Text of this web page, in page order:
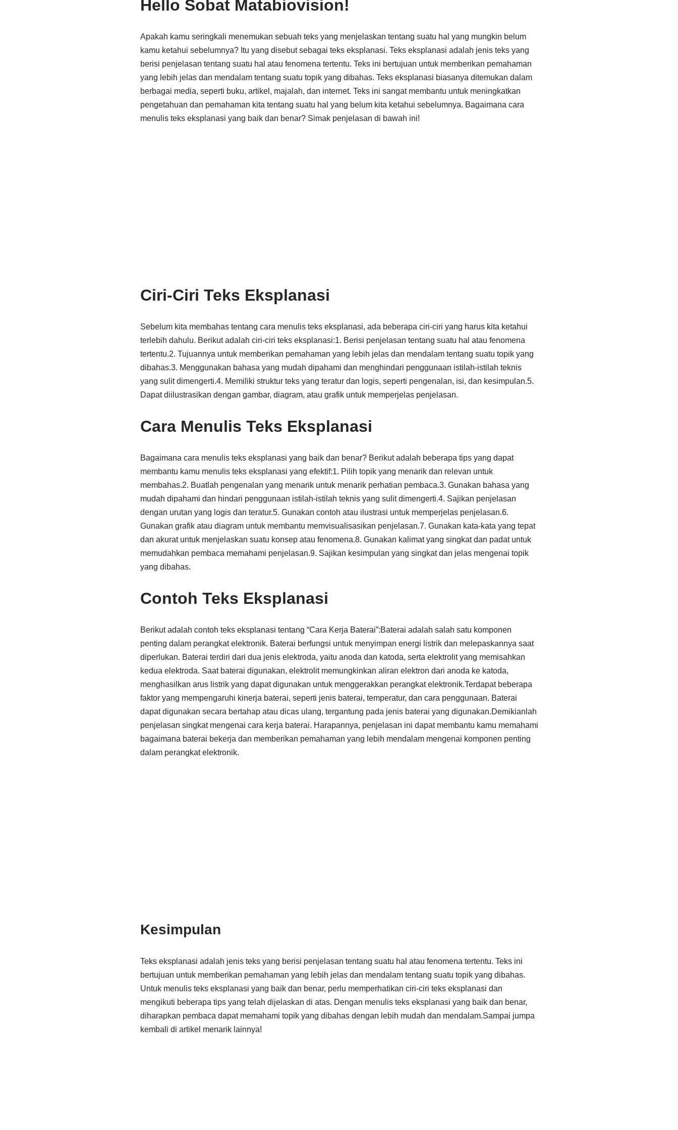
Hello Sobat Matabiovision!
Apakah kamu seringkali menemukan sebuah teks yang menjelaskan tentang suatu hal yang mungkin belum
kamu ketahui sebelumnya? Itu yang disebut sebagai teks eksplanasi. Teks eksplanasi adalah jenis teks yang
berisi penjelasan tentang suatu hal atau fenomena tertentu. Teks ini bertujuan untuk memberikan pemahaman
yang lebih jelas dan mendalam tentang suatu topik yang dibahas. Teks eksplanasi biasanya ditemukan dalam
berbagai media, seperti buku, artikel, majalah, dan internet. Teks ini sangat membantu untuk meningkatkan
pengetahuan dan pemahaman kita tentang suatu hal yang belum kita ketahui sebelumnya. Bagaimana cara
menulis teks eksplanasi yang baik dan benar? Simak penjelasan di bawah ini!
Ciri-Ciri Teks Eksplanasi
Sebelum kita membahas tentang cara menulis teks eksplanasi, ada beberapa ciri-ciri yang harus kita ketahui
terlebih dahulu. Berikut adalah ciri-ciri teks eksplanasi:1. Berisi penjelasan tentang suatu hal atau fenomena
tertentu.2. Tujuannya untuk memberikan pemahaman yang lebih jelas dan mendalam tentang suatu topik yang
dibahas.3. Menggunakan bahasa yang mudah dipahami dan menghindari penggunaan istilah-istilah teknis
yang sulit dimengerti.4. Memiliki struktur teks yang teratur dan logis, seperti pengenalan, isi, dan kesimpulan.5.
Dapat diilustrasikan dengan gambar, diagram, atau grafik untuk memperjelas penjelasan.
Cara Menulis Teks Eksplanasi
Bagaimana cara menulis teks eksplanasi yang baik dan benar? Berikut adalah beberapa tips yang dapat
membantu kamu menulis teks eksplanasi yang efektif:1. Pilih topik yang menarik dan relevan untuk
membahas.2. Buatlah pengenalan yang menarik untuk menarik perhatian pembaca.3. Gunakan bahasa yang
mudah dipahami dan hindari penggunaan istilah-istilah teknis yang sulit dimengerti.4. Sajikan penjelasan
dengan urutan yang logis dan teratur.5. Gunakan contoh atau ilustrasi untuk memperjelas penjelasan.6.
Gunakan grafik atau diagram untuk membantu memvisualisasikan penjelasan.7. Gunakan kata-kata yang tepat
dan akurat untuk menjelaskan suatu konsep atau fenomena.8. Gunakan kalimat yang singkat dan padat untuk
memudahkan pembaca memahami penjelasan.9. Sajikan kesimpulan yang singkat dan jelas mengenai topik
yang dibahas.
Contoh Teks Eksplanasi
Berikut adalah contoh teks eksplanasi tentang “Cara Kerja Baterai”:Baterai adalah salah satu komponen
penting dalam perangkat elektronik. Baterai berfungsi untuk menyimpan energi listrik dan melepaskannya saat
diperlukan. Baterai terdiri dari dua jenis elektroda, yaitu anoda dan katoda, serta elektrolit yang memisahkan
kedua elektroda. Saat baterai digunakan, elektrolit memungkinkan aliran elektron dari anoda ke katoda,
menghasilkan arus listrik yang dapat digunakan untuk menggerakkan perangkat elektronik.Terdapat beberapa
faktor yang mempengaruhi kinerja baterai, seperti jenis baterai, temperatur, dan cara penggunaan. Baterai
dapat digunakan secara bertahap atau dicas ulang, tergantung pada jenis baterai yang digunakan.Demikianlah
penjelasan singkat mengenai cara kerja baterai. Harapannya, penjelasan ini dapat membantu kamu memahami
bagaimana baterai bekerja dan memberikan pemahaman yang lebih mendalam mengenai komponen penting
dalam perangkat elektronik.
Kesimpulan
Teks eksplanasi adalah jenis teks yang berisi penjelasan tentang suatu hal atau fenomena tertentu. Teks ini
bertujuan untuk memberikan pemahaman yang lebih jelas dan mendalam tentang suatu topik yang dibahas.
Untuk menulis teks eksplanasi yang baik dan benar, perlu memperhatikan ciri-ciri teks eksplanasi dan
mengikuti beberapa tips yang telah dijelaskan di atas. Dengan menulis teks eksplanasi yang baik dan benar,
diharapkan pembaca dapat memahami topik yang dibahas dengan lebih mudah dan mendalam.Sampai jumpa
kembali di artikel menarik lainnya!